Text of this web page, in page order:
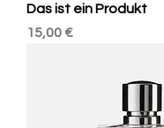
Das ist ein Produkt
Preis
15,00 €